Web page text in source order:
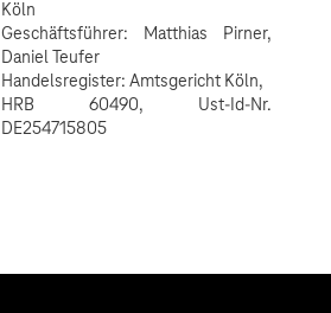
Köln
Geschäftsführer: Matthias Pirner,
Daniel Teufer
Handelsregister: Amtsgericht Köln,
HRB 60490, Ust-Id-Nr.
DE254715805